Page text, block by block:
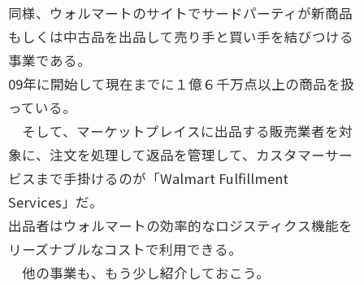
同様、ウォルマートのサイトでサードパーティが新商品
もしくは中古品を出品して売り手と買い手を結びつける
事業である。
09年に開始して現在までに１億６千万点以上の商品を扱
っている。
そして、マーケットプレイスに出品する販売業者を対
象に、注文を処理して返品を管理して、カスタマーサー
ビスまで手掛けるのが「Walmart Fulfillment
Services」だ。
出品者はウォルマートの効率的なロジスティクス機能を
リーズナブルなコストで利用できる。
他の事業も、もう少し紹介しておこう。